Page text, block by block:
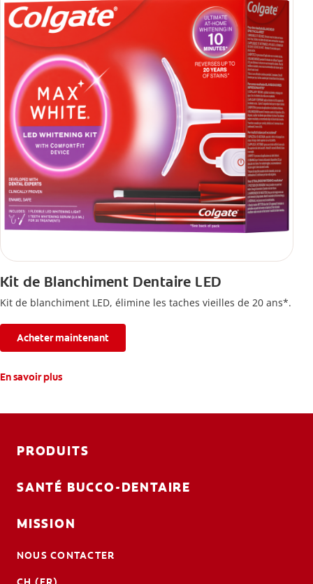
Kit de Blanchiment Dentaire LED
Kit de blanchiment LED, élimine les taches vieilles de 20 ans*.
Acheter maintenant
En savoir plus
PRODUITS
SANTÉ BUCCO-DENTAIRE
MISSION
NOUS CONTACTER